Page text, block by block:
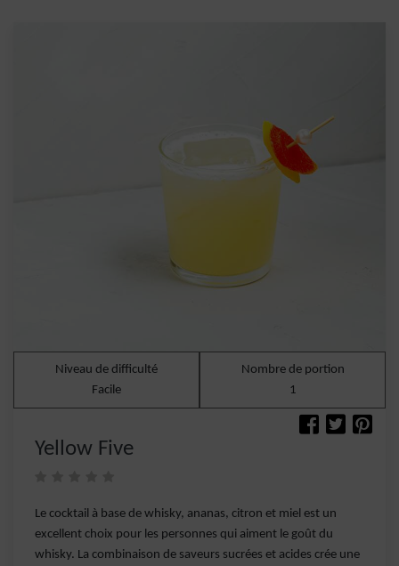
Niveau de difficulté
Facile
Nombre de portion
1
Yellow Five
Le cocktail à base de whisky, ananas, citron et miel est un
excellent choix pour les personnes qui aiment le goût du
whisky. La combinaison de saveurs sucrées et acides crée une